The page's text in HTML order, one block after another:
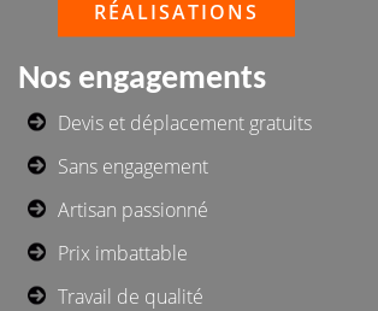
RÉALISATIONS
Nos engagements
Devis et déplacement gratuits
Sans engagement
Artisan passionné
Prix imbattable
Travail de qualité